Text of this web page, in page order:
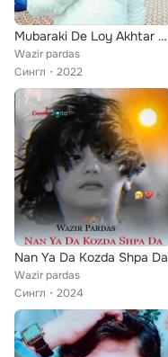
Mubaraki De Loy Akhtar Dar Kawom
Wazir pardas
Сингл
2022
Nan Ya Da Kozda Shpa Da
Wazir pardas
Сингл
2024